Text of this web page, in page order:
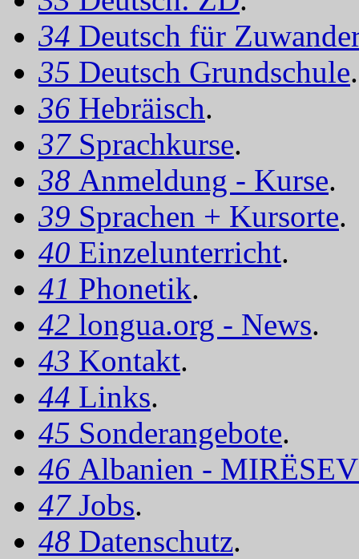
34 Deutsch für
35 Deutsch Grundschule.
36 Hebräisch.
37 Sprachkurse.
38 Anmeldung - Kurse.
39 Sprachen + Kursorte.
40 Einzelunterricht.
41 Phonetik.
42 longua.org - News.
43 Kontakt.
44 Links.
45 Sonderangebote.
46 Albanien -
47 Jobs.
48 Datenschutz.